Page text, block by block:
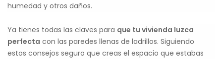
humedad y otros daños.
Ya tienes todas las claves para que tu vivienda luzca
perfecta con las paredes llenas de ladrillos. Siguiendo
estos consejos seguro que creas el espacio que estabas